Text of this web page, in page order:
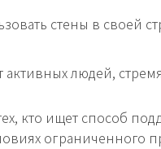
стены в своей
активных людей,
кто ищет способ
ограниченного